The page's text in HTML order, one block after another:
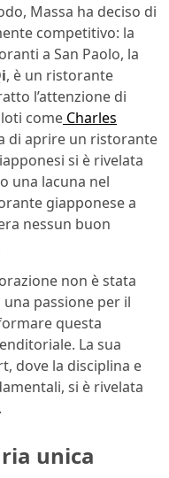
Massa ha deciso di
competitivo: la
a San Paolo, la
, è un ristorante
l’attenzione di
come Charles
di aprire un ristorante
si è rivelata
una lacuna nel
giapponese a
nessun buon
non è stata
passione per il
questa
La sua
dove la disciplina e
si è rivelata
unica